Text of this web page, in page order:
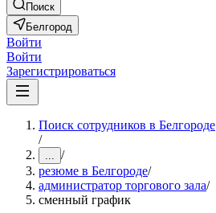
Поиск
Белгород
Войти
Войти
Зарегистрироваться
Поиск сотрудников в Белгороде
/
... /
резюме в Белгороде/
администратор торгового зала/
сменный график